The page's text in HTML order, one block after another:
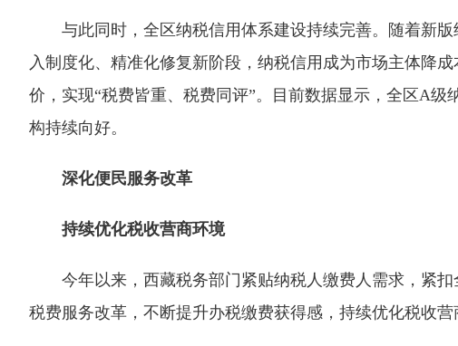
与此同时，全区纳税信用体系建设持续完善。随着新版
入制度化、精准化修复新阶段，纳税信用成为市场主体降
价，实现“税费皆重、税费同评”。目前数据显示，全区A
构持续向好。
深化便民服务改革
持续优化税收营商环境
今年以来，西藏税务部门紧贴纳税人缴费人需求，紧扣
税费服务改革，不断提升办税缴费获得感，持续优化税收营